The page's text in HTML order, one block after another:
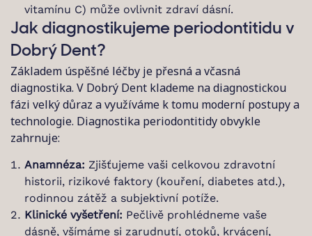
vitamínu C) může ovlivnit zdraví dásní.
Jak diagnostikujeme periodontitidu v
Dobrý Dent?
Základem úspěšné léčby je přesná a včasná
diagnostika. V Dobrý Dent klademe na diagnostickou
fázi velký důraz a využíváme k tomu moderní postupy a
technologie. Diagnostika periodontitidy obvykle
zahrnuje:
Anamnéza: Zjišťujeme vaši celkovou zdravotní
historii, rizikové faktory (kouření, diabetes atd.),
rodinnou zátěž a subjektivní potíže.
Klinické vyšetření: Pečlivě prohlédneme vaše
dásně, všímáme si zarudnutí, otoků, krvácení,